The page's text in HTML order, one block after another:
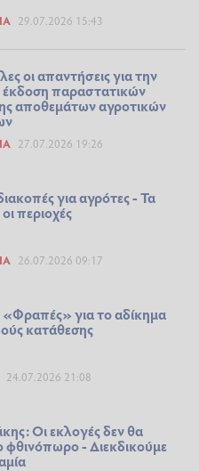
29.07.2026 15:43
οι απαντήσεις για την
παραστατικών
αποθεμάτων αγροτικών
27.07.2026 19:26
για αγρότες - Τα
περιοχές
26.07.2026 09:17
«Φραπές» για το αδίκημα
κατάθεσης
24.07.2026 21:08
Οι εκλογές δεν θα
φθινόπωρο - Διεκδικούμε